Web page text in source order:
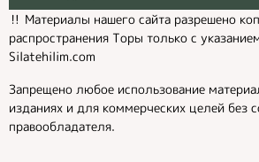
‼️ Материалы нашего сайта разрешено
распространения Торы только с
Silatehilim.com
Запрещено любое использование
изданиях и для коммерческих целей без
правообладателя.